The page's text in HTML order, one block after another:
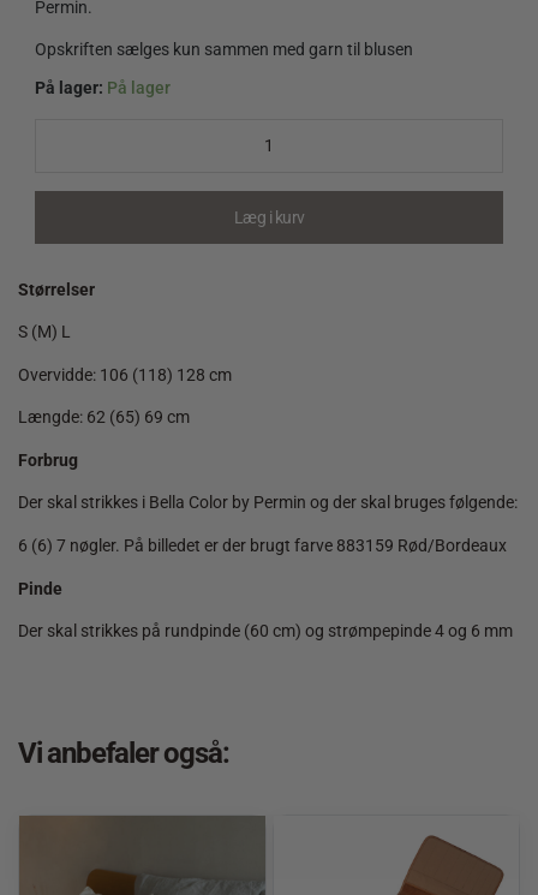
Permin.
Opskriften sælges kun sammen med garn til blusen
På lager: På lager
Sweater
Læg i kurv
Størrelser
S (M) L
Overvidde: 106 (118) 128 cm
Længde: 62 (65) 69 cm
Forbrug
Der skal strikkes i Bella Color by Permin og der skal bruges følgende:
6 (6) 7 nøgler. På billedet er der brugt farve 883159 Rød/Bordeaux
Pinde
Der skal strikkes på rundpinde (60 cm) og strømpepinde 4 og 6 mm
Vi anbefaler også: